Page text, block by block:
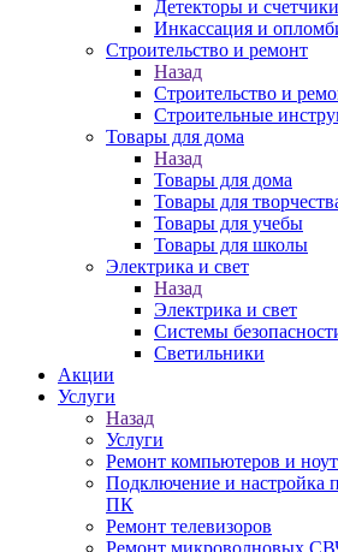
Детекторы и
Инкассация и
Строительство и ремонт
Назад
Строительство и
Строительные
Товары для дома
Назад
Товары для дома
Товары для
Товары для учебы
Товары для школы
Электрика и свет
Назад
Электрика и свет
Системы
Светильники
Акции
Услуги
Назад
Услуги
Ремонт компьютеров и
Подключение и настройка
ПК
Ремонт телевизоров
Ремонт микроволновых